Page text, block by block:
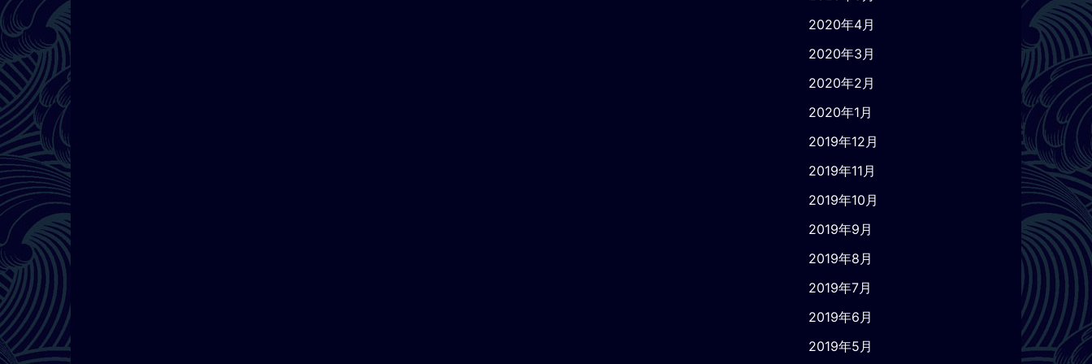
2020年4月
2020年3月
2020年2月
2020年1月
2019年12月
2019年11月
2019年10月
2019年9月
2019年8月
2019年7月
2019年6月
2019年5月